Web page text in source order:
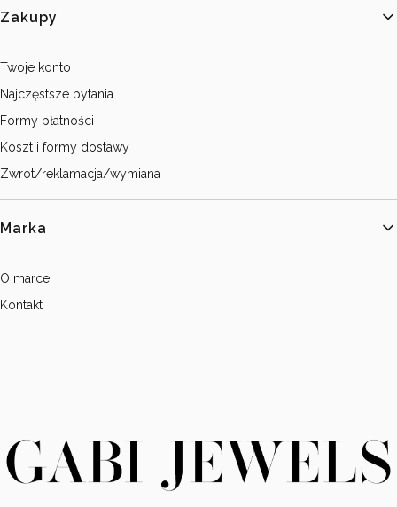
Zakupy
Twoje konto
Najczęstsze pytania
Formy płatności
Koszt i formy dostawy
Zwrot/reklamacja/wymiana
Marka
O marce
Kontakt